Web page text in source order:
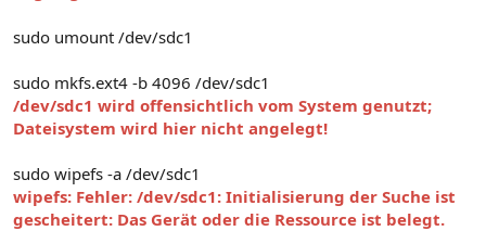
sudo umount /dev/sdc1
sudo mkfs.ext4 -b 4096 /dev/sdc1
/dev/sdc1 wird offensichtlich vom System genutzt;
Dateisystem wird hier nicht angelegt!
sudo wipefs -a /dev/sdc1
wipefs: Fehler: /dev/sdc1: Initialisierung der Suche ist
gescheitert: Das Gerät oder die Ressource ist belegt.